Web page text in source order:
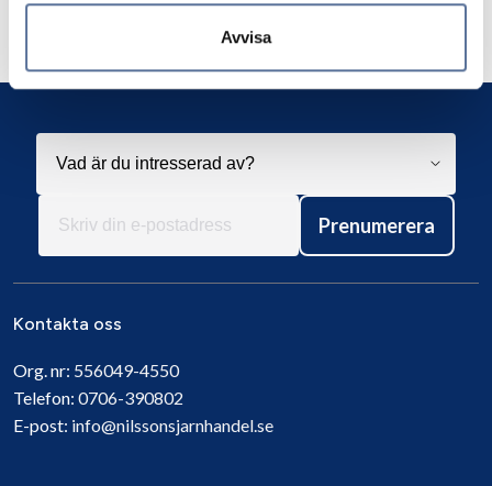
Avvisa
Andra har även tittat på
Prenumerera
Kontakta oss
Org. nr: 556049-4550
Telefon: 0706-390802
E-post: info@nilssonsjarnhandel.se